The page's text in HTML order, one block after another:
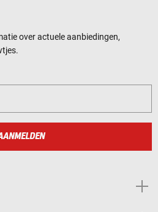
over actuele aanbiedingen,